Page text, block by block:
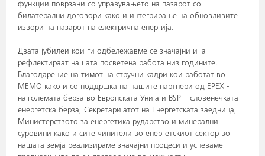
функции поврзани со управувањето на пазарот со
билатерални договори како и интегрирање на обновливите
извори на пазарот на електрична енергија.
Двата јубилеи кои ги одбележавме се значајни и ја
рефлектираат нашата посветена работа низ годините.
Благодарение на тимот на стручни кадри кои работат во
МЕМО како и со поддршка на нашите партнери од EPEX -
најголемата берза во Европската Унија и BSP – словенечката
енергетска берза, Секретаријатот на Енергетската заедница,
Министерството за енергетика рударство и минерални
суровини како и сите чинители во енергетскиот сектор во
нашата земја реализираме значајни процеси и успеваме